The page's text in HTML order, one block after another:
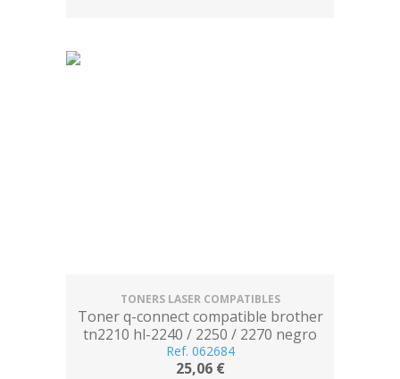
TONERS LASER COMPATIBLES
Toner q-connect compatible brother
tn2210 hl-2240 / 2250 / 2270 negro
1.200 pag
Ref. 062684
25,06 €